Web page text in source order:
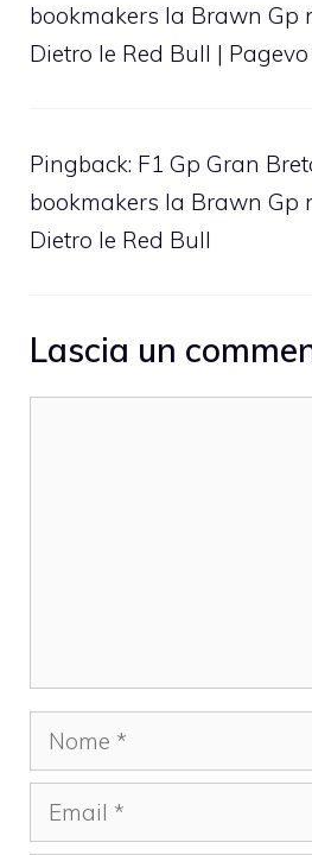
bookmakers la Brawn Gp
Dietro le Red Bull |
Pingback: F1 Gp Gran
bookmakers la Brawn Gp
Dietro le Red Bull
Lascia un
Nome
Email